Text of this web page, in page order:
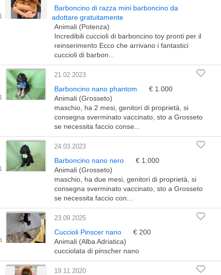
Barboncino di razza mini barboncino da
adottare gratuitamente
Animali (Potenza)
Incredibili cuccioli di barboncino toy pronti per il
reinserimento Ecco che arrivano i fantastici
cuccioli di barbon...
21.02.2023
Barboncino nano phantom
€ 1.000
Animali (Grosseto)
maschio, ha 2 mesi, genitori di proprietà, si
consegna sverminato vaccinato, sto a Grosseto
se necessita faccio conse...
24.03.2023
Barboncino nano nero
€ 1.000
Animali (Grosseto)
maschio, ha due mesi, genitori di proprietà, si
consegna sverminato vaccinato, sto a Grosseto
se necessita faccio con...
23.09.2025
Cuccioli Pinscer nano
€ 200
Animali (Alba Adriatica)
cucciolata di pinscher nano
19.11.2020